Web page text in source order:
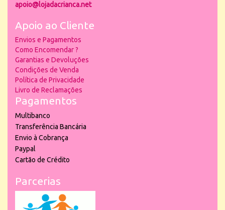
apoio@lojadacrianca.net
Apoio ao Cliente
Envios e Pagamentos
Como Encomendar ?
Garantias e Devoluções
Condições de Venda
Política de Privacidade
Livro de Reclamações
Pagamentos
Multibanco
Transferência Bancária
Envio à Cobrança
Paypal
Cartão de Crédito
Parcerias